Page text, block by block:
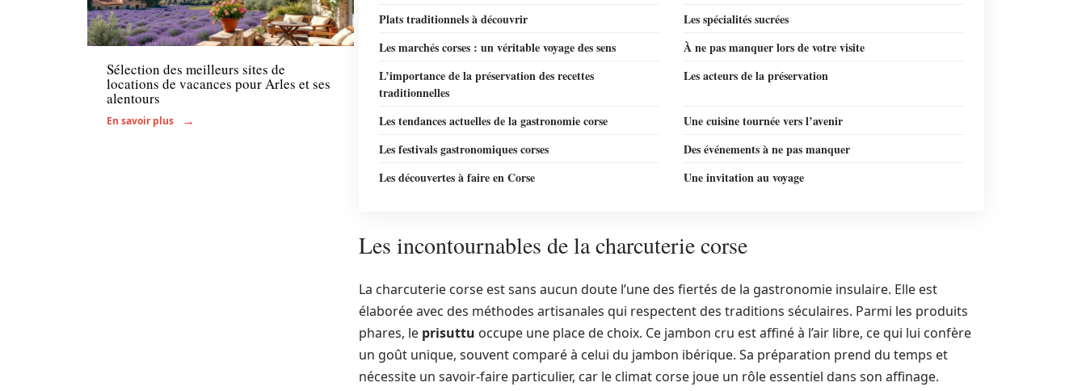
Hébergement
Sélection des meilleurs sites de
locations de vacances pour Arles et ses
alentours
En savoir plus
Plats traditionnels à découvrir
Les spécialités sucrées
Les marchés corses : un véritable voyage des sens
À ne pas manquer lors de votre visite
L’importance de la préservation des recettes
traditionnelles
Les acteurs de la préservation
Les tendances actuelles de la gastronomie corse
Une cuisine tournée vers l’avenir
Les festivals gastronomiques corses
Des événements à ne pas manquer
Les découvertes à faire en Corse
Une invitation au voyage
Les incontournables de la charcuterie corse
La charcuterie corse est sans aucun doute l’une des fiertés de la gastronomie insulaire. Elle est
élaborée avec des méthodes artisanales qui respectent des traditions séculaires. Parmi les produits
phares, le prisuttu occupe une place de choix. Ce jambon cru est affiné à l’air libre, ce qui lui confère
un goût unique, souvent comparé à celui du jambon ibérique. Sa préparation prend du temps et
nécessite un savoir-faire particulier, car le climat corse joue un rôle essentiel dans son affinage.